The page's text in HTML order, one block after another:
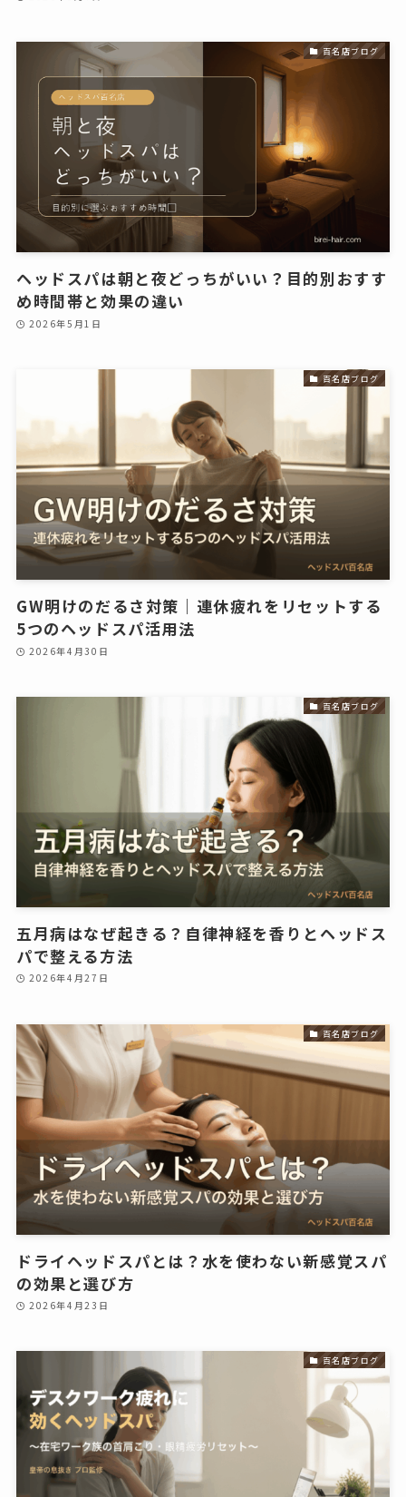
百名店ブログ
ヘッドスパは朝と夜どっちがいい？目的別おすす
め時間帯と効果の違い
2026年5月1日
百名店ブログ
GW明けのだるさ対策｜連休疲れをリセットする
5つのヘッドスパ活用法
2026年4月30日
百名店ブログ
五月病はなぜ起きる？自律神経を香りとヘッドス
パで整える方法
2026年4月27日
百名店ブログ
ドライヘッドスパとは？水を使わない新感覚スパ
の効果と選び方
2026年4月23日
百名店ブログ